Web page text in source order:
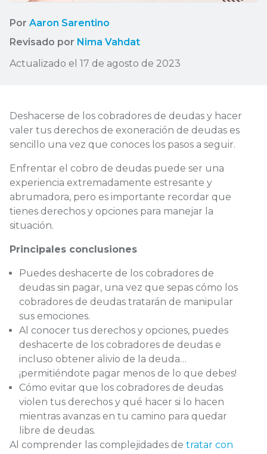
Por Aaron Sarentino
Revisado por Nima Vahdat
Actualizado el 17 de agosto de 2023
Deshacerse de los cobradores de deudas y hacer
valer tus derechos de exoneración de deudas es
sencillo una vez que conoces los pasos a seguir.
Enfrentar el cobro de deudas puede ser una
experiencia extremadamente estresante y
abrumadora, pero es importante recordar que
tienes derechos y opciones para manejar la
situación.
Principales conclusiones
Puedes deshacerte de los cobradores de
deudas sin pagar, una vez que sepas cómo los
cobradores de deudas tratarán de manipular
sus emociones.
Al conocer tus derechos y opciones, puedes
deshacerte de los cobradores de deudas e
incluso obtener alivio de la deuda…
¡permitiéndote pagar menos de lo que debes!
Cómo evitar que los cobradores de deudas
violen tus derechos y qué hacer si lo hacen
mientras avanzas en tu camino para quedar
libre de deudas.
Al comprender las complejidades de tratar con